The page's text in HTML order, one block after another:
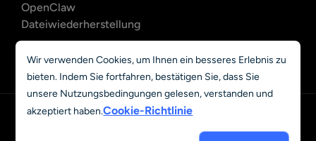
OpenClaw
Dateiwiederherstellung
Wir verwenden Cookies, um Ihnen ein besseres Erlebnis zu
bieten. Indem Sie fortfahren, bestätigen Sie, dass Sie
unsere Nutzungsbedingungen gelesen, verstanden und
akzeptiert haben.Cookie-Richtlinie